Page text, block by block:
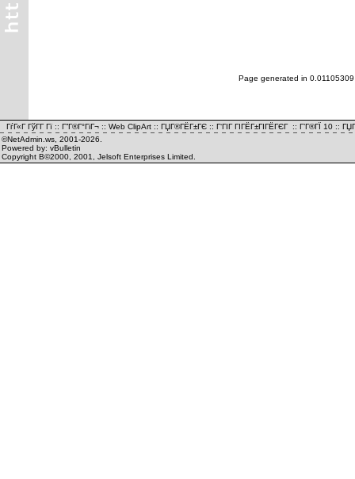
Page generated in
ГѓГ«Г ГўГ­Г Гї :: Г”Г®Г°ГіГ¬ :: Web ClipArt :: ГЏГ®ГЁГ±ГЄ :: Г‘ГІГ ГІГЁГ±ГІГЁГЄГ :: Г’Г®ГЇ 10 ::
©NetAdmin.ws, 2001-2026.
Powered by: vBulletin
Copyright В©2000, 2001, Jelsoft Enterprises Limited.